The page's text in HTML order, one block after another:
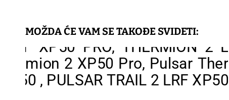
MOŽDA ĆE VAM SE TAKOĐE SVIDETI: